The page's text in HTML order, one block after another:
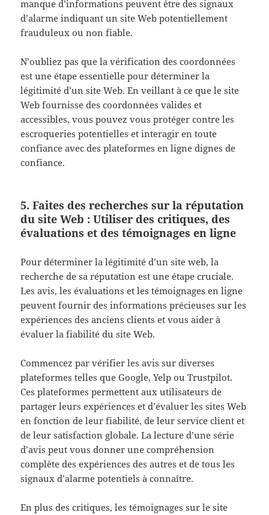
manque d’informations peuvent être des signaux
d’alarme indiquant un site Web potentiellement
frauduleux ou non fiable.
N’oubliez pas que la vérification des coordonnées
est une étape essentielle pour déterminer la
légitimité d’un site Web. En veillant à ce que le site
Web fournisse des coordonnées valides et
accessibles, vous pouvez vous protéger contre les
escroqueries potentielles et interagir en toute
confiance avec des plateformes en ligne dignes de
confiance.
5. Faites des recherches sur la réputation
du site Web : Utiliser des critiques, des
évaluations et des témoignages en ligne
Pour déterminer la légitimité d’un site web, la
recherche de sa réputation est une étape cruciale.
Les avis, les évaluations et les témoignages en ligne
peuvent fournir des informations précieuses sur les
expériences des anciens clients et vous aider à
évaluer la fiabilité du site Web.
Commencez par vérifier les avis sur diverses
plateformes telles que Google, Yelp ou Trustpilot.
Ces plateformes permettent aux utilisateurs de
partager leurs expériences et d’évaluer les sites Web
en fonction de leur fiabilité, de leur service client et
de leur satisfaction globale. La lecture d’une série
d’avis peut vous donner une compréhension
complète des expériences des autres et de tous les
signaux d’alarme potentiels à connaître.
En plus des critiques, les témoignages sur le site